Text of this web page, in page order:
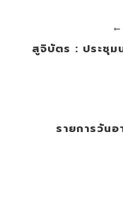
สูจิบัตร : ประชุม
รายการวัน